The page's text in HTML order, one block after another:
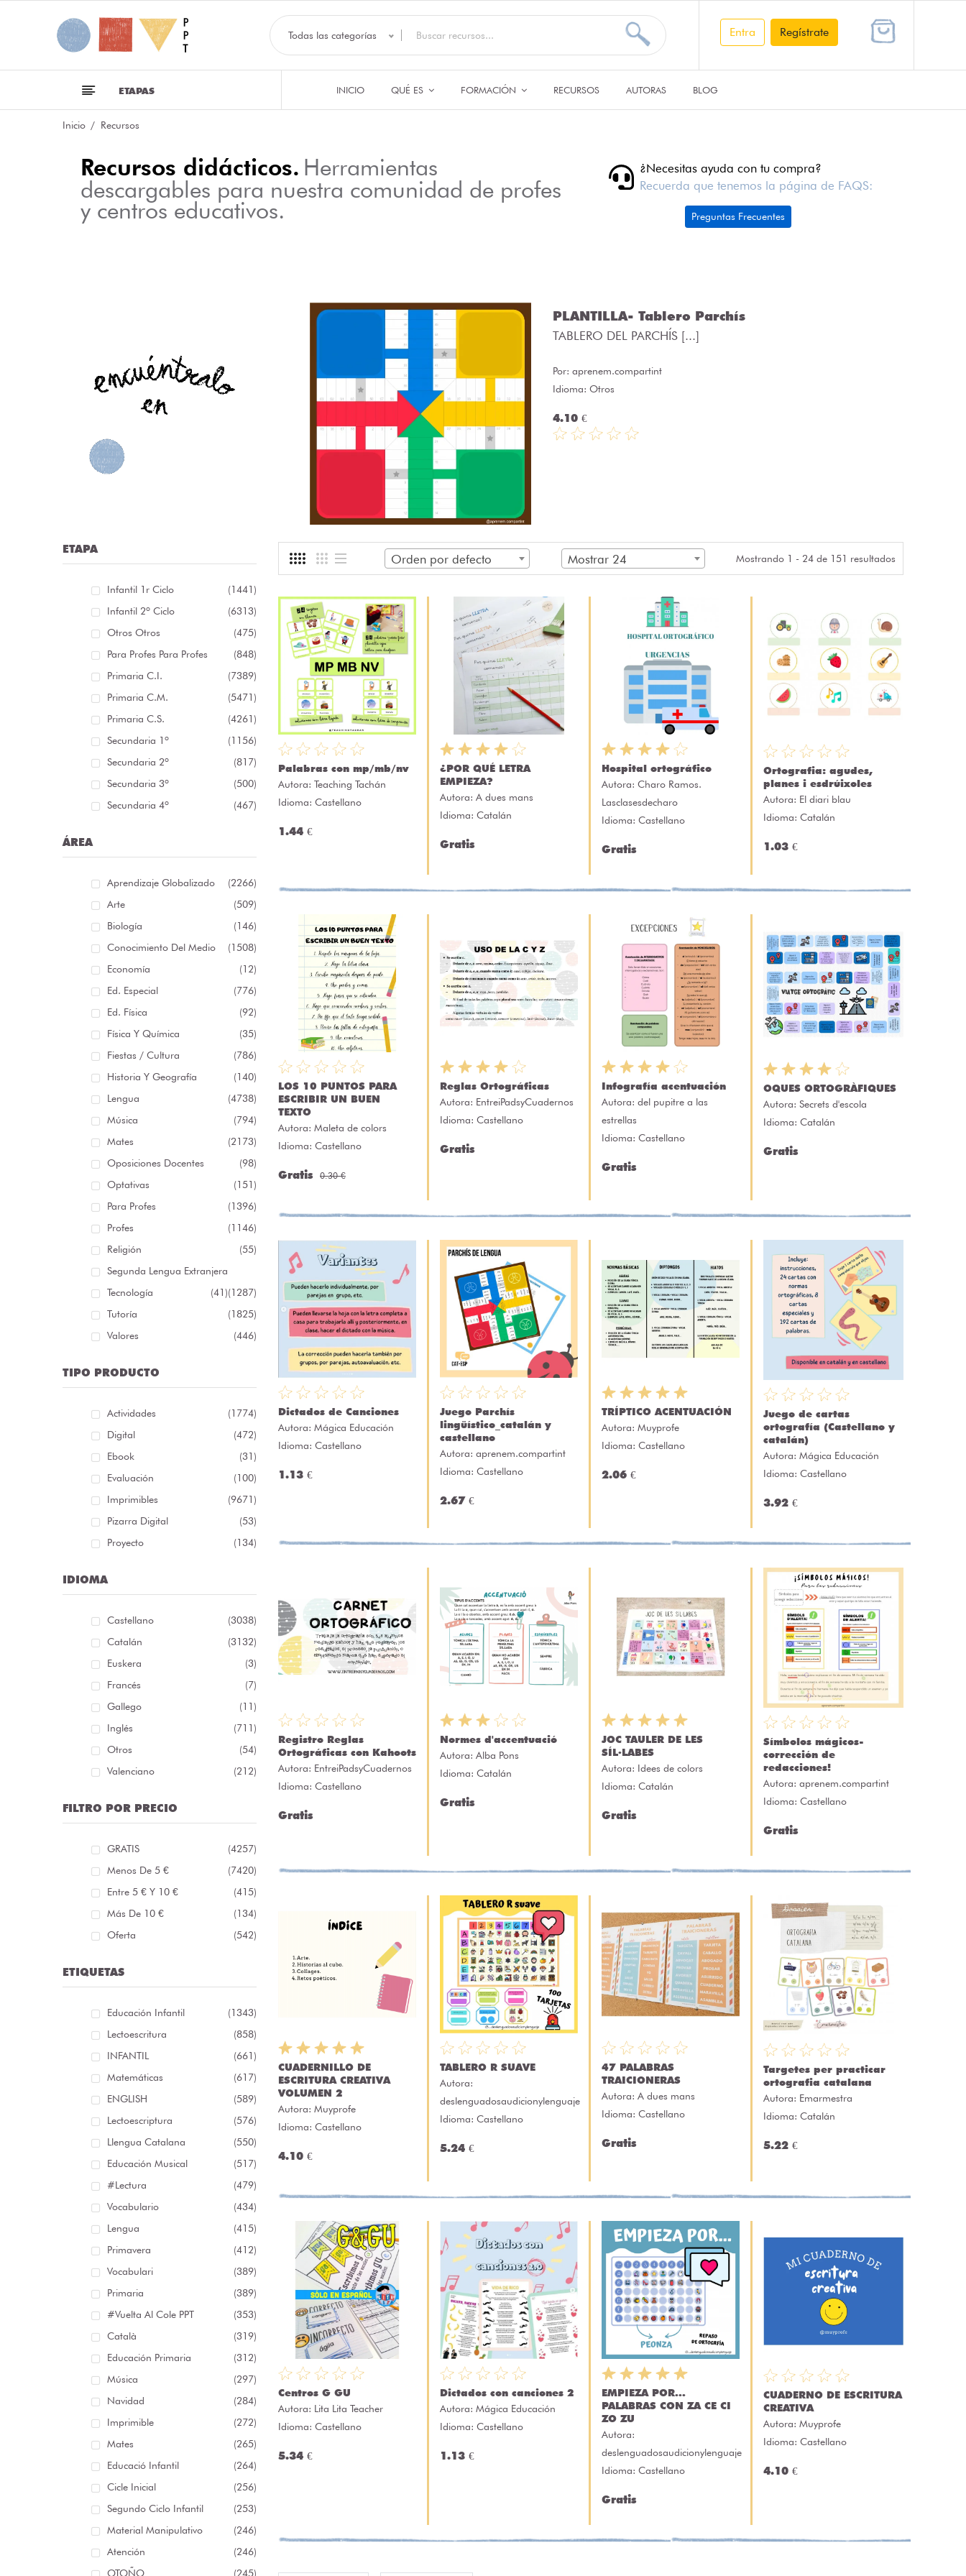
Todas las categorías Entra Regístrate
ETAPAS INICIO QUÉ ES FORMACIÓN RECURSOS AUTORAS BLOG
Inicio Recursos
Recursos didácticos. Herramientas
descargables para nuestra comunidad de profes
y centros educativos.
¿Necesitas ayuda con tu compra?
Recuerda que tenemos la página de FAQS:
Preguntas Frecuentes
sobre as distintas clases de palabras [...]
PLANTILLA- Tablero Parchís
TABLERO DEL PARCHÍS [...]
Por:aprenem.compartint
Idioma: Otros
4.10 €
ETAPA
Infantil 1r Ciclo
(1441)
Infantil 2º Ciclo
(6313)
Otros Otros
(475)
Para Profes Para Profes
(848)
Primaria C.I.
(7389)
Primaria C.M.
(5471)
Primaria C.S.
(4261)
Secundaria 1º
(1156)
Secundaria 2º
(817)
Secundaria 3º
(500)
Secundaria 4º
(467)
ÁREA
Aprendizaje Globalizado
(2266)
Arte
(509)
Biología
(146)
Conocimiento Del Medio
(1508)
Economía
(12)
Ed. Especial
(776)
Ed. Física
(92)
Física Y Química
(35)
Fiestas / Cultura
(786)
Historia Y Geografía
(140)
Lengua
(4738)
Música
(794)
Mates
(2173)
Oposiciones Docentes
(98)
Optativas
(151)
Para Profes
(1396)
Profes
(1146)
Religión
(55)
Segunda Lengua Extranjera
(1287)
Tecnología
(41)
Tutoría
(1825)
Valores
(446)
TIPO PRODUCTO
Actividades
(1774)
Digital
(472)
Ebook
(31)
Evaluación
(100)
Imprimibles
(9671)
Pizarra Digital
(53)
Proyecto
(134)
IDIOMA
Castellano
(3038)
Catalán
(3132)
Euskera
(3)
Francés
(7)
Gallego
(11)
Inglés
(711)
Otros
(54)
Valenciano
(212)
FILTRO POR PRECIO
GRATIS
(4257)
Menos De 5 €
(7420)
Entre 5 € Y 10 €
(415)
Más De 10 €
(134)
Oferta
(542)
ETIQUETAS
Educación Infantil
(1343)
Lectoescritura
(858)
INFANTIL
(661)
Matemáticas
(617)
ENGLISH
(589)
Lectoescriptura
(576)
Llengua Catalana
(550)
Educación Musical
(517)
#lectura
(479)
Vocabulario
(434)
Lengua
(415)
Primavera
(412)
Vocabulari
(389)
Primaria
(389)
#Vuelta Al Cole PPT
(353)
Català
(319)
Educación Primaria
(312)
Música
(297)
Navidad
(284)
Imprimible
(272)
Mates
(265)
Educació Infantil
(264)
Cicle Inicial
(256)
Segundo Ciclo Infantil
(253)
Material Manipulativo
(246)
Atención
(246)
OTOÑO
(245)
Orden por defecto Mostrar 24 Mostrando 1 - 24 de 151 resultados
Palabras con mp/mb/nv
Autora: Teaching Tachán
Idioma: Castellano
1.44 €
¿POR QUÉ LETRA
EMPIEZA?
Autora: A dues mans
Idioma: Catalán
Gratis
Hospital ortográfico
Autora: Charo Ramos.
Lasclasesdecharo
Idioma: Castellano
Gratis
Ortografia: agudes,
planes i esdrúixoles
Autora: El diari blau
Idioma: Catalán
1.03 €
LOS 10 PUNTOS PARA
ESCRIBIR UN BUEN
TEXTO
Autora: Maleta de colors
Idioma: Castellano
Gratis 0.30 €
Reglas Ortográficas
Autora: EntreiPadsyCuadernos
Idioma: Castellano
Gratis
Infografía acentuación
Autora: del pupitre a las
estrellas
Idioma: Castellano
Gratis
OQUES ORTOGRÀFIQUES
Autora: Secrets d'escola
Idioma: Catalán
Gratis
Dictados de Canciones
Autora: Mágica Educación
Idioma: Castellano
1.13 €
Juego Parchís
lingüístico_catalán y
castellano
Autora: aprenem.compartint
Idioma: Castellano
2.67 €
TRÍPTICO ACENTUACIÓN
Autora: Muyprofe
Idioma: Castellano
2.06 €
Juego de cartas
ortografía (Castellano y
catalán)
Autora: Mágica Educación
Idioma: Castellano
3.92 €
Registro Reglas
Ortográficas con Kahoots
Autora: EntreiPadsyCuadernos
Idioma: Castellano
Gratis
Normes d'accentuació
Autora: Alba Pons
Idioma: Catalán
Gratis
JOC TAULER DE LES
SÍL·LABES
Autora: Idees de colors
Idioma: Catalán
Gratis
Símbolos mágicos-
corrección de
redacciones!
Autora: aprenem.compartint
Idioma: Castellano
Gratis
CUADERNILLO DE
ESCRITURA CREATIVA
VOLUMEN 2
Autora: Muyprofe
Idioma: Castellano
4.10 €
TABLERO R SUAVE
Autora:
deslenguadosaudicionylenguaje
Idioma: Castellano
5.24 €
47 PALABRAS
TRAICIONERAS
Autora: A dues mans
Idioma: Castellano
Gratis
Targetes per practicar
ortografia catalana
Autora: Emarmestra
Idioma: Catalán
5.22 €
Centros G GU
Autora: Lita Lita Teacher
Idioma: Castellano
5.34 €
Dictados con canciones 2
Autora: Mágica Educación
Idioma: Castellano
1.13 €
EMPIEZA POR...
PALABRAS CON ZA CE CI
ZO ZU
Autora:
deslenguadosaudicionylenguaje
Idioma: Castellano
Gratis
CUADERNO DE ESCRITURA
CREATIVA
Autora: Muyprofe
Idioma: Castellano
4.10 €